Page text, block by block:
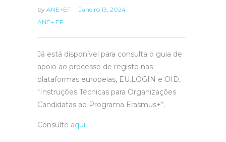
by ANE+EF
Janeiro 13, 2024
ANE+ EF
Já está disponível para consulta o guia de
apoio ao processo de registo nas
plataformas europeias, EU.LOGIN e OID,
“Instruções Técnicas para Organizações
Candidatas ao Programa Erasmus+”.
Consulte aqui.